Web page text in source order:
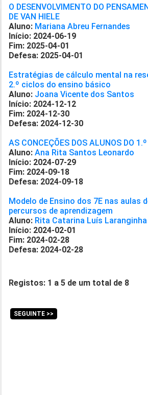
O DESENVOLVIMENTO DO
DE VAN HIELE
Aluno: Mariana Abreu Fernandes
Início: 2024-06-19
Fim: 2025-04-01
Defesa: 2025-04-01
Estratégias de cálculo mental na
2.º ciclos do ensino básico
Aluno: Joana Vicente dos Santos
Início: 2024-12-12
Fim: 2024-12-30
Defesa: 2024-12-30
AS CONCEÇÕES DOS ALUNOS DO
Aluno:Ana Rita Santos Leonardo
Início: 2024-07-29
Fim: 2024-09-18
Defesa: 2024-09-18
Modelo de Ensino dos 7E nas aulas
percursos de aprendizagem
Aluno: Rita Catarina Luís Laranginha
Início: 2024-02-01
Fim: 2024-02-28
Defesa: 2024-02-28
Registos: 1 a 5 de um total de 8